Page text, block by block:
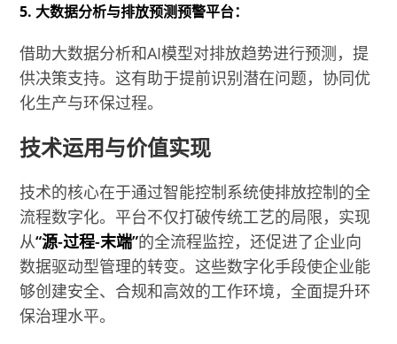
5. 大数据分析与排放预测预警平台：
借助大数据分析和AI模型对排放趋势进行预测，提
供决策支持。这有助于提前识别潜在问题，协同优
化生产与环保过程。
技术运用与价值实现
技术的核心在于通过智能控制系统使排放控制的全
流程数字化。平台不仅打破传统工艺的局限，实现
从“源-过程-末端”的全流程监控，还促进了企业向
数据驱动型管理的转变。这些数字化手段使企业能
够创建安全、合规和高效的工作环境，全面提升环
保治理水平。